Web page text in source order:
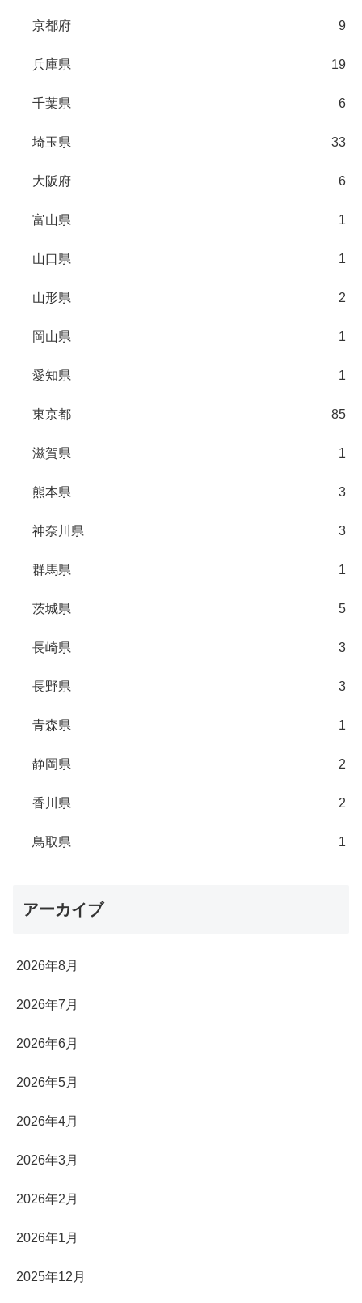
京都府 9
兵庫県 19
千葉県 6
埼玉県 33
大阪府 6
富山県 1
山口県 1
山形県 2
岡山県 1
愛知県 1
東京都 85
滋賀県 1
熊本県 3
神奈川県 3
群馬県 1
茨城県 5
長崎県 3
長野県 3
青森県 1
静岡県 2
香川県 2
鳥取県 1
アーカイブ
2026年8月
2026年7月
2026年6月
2026年5月
2026年4月
2026年3月
2026年2月
2026年1月
2025年12月